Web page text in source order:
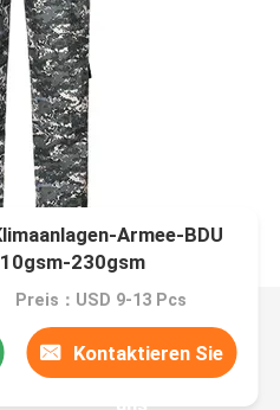
Armee-BDU
230gsm
Preis：USD 9-13 Pcs
Kontaktieren Sie
uns